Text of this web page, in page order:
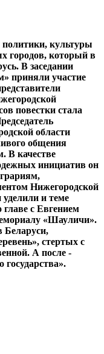
политики, культуры
городов, который в
В заседании
приняли участие
повестки стала
области
общения
В качестве
инициатив он
Нижегородской
и теме
с Евгением
«Шауличи».
Беларуси,
стертых с
А после -